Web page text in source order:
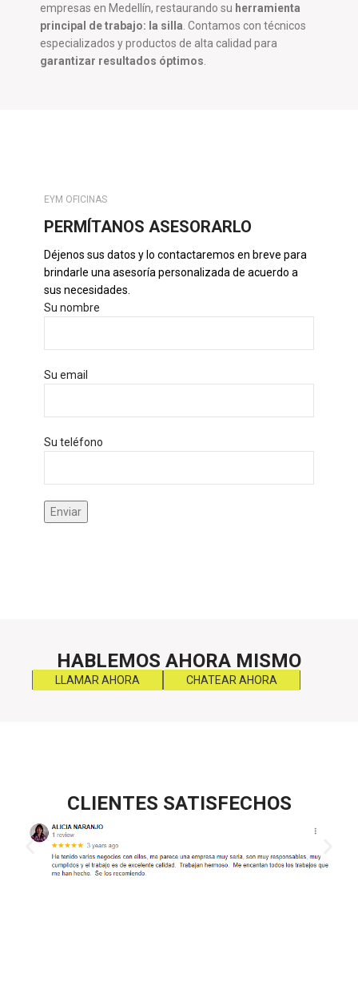
empresas en Medellín, restaurando su herramienta
principal de trabajo: la silla . Contamos con técnicos
especializados y productos de alta calidad para
garantizar resultados óptimos
EYM OFICINAS
PERMÍTANOS ASESORARLO
Déjenos sus datos y lo contactaremos en breve para
brindarle una asesoría personalizada de acuerdo a
sus necesidades.
Su nombre
Su email
Su teléfono
HABLEMOS AHORA MISMO
LLAMAR AHORA CHATEAR AHORA
CLIENTES SATISFECHOS